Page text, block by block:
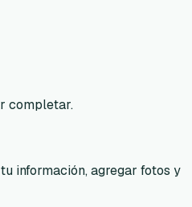
completar.
información, agregar fotos y